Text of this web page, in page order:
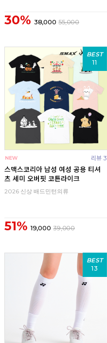
30% 38,000 55,000
BEST
11
리뷰 3
스맥스코리아 남성 여성 공용 티셔
츠 세미 오버핏 코튼라이크
2026 신상 배드민턴의류
51% 19,000 39,000
BEST
13